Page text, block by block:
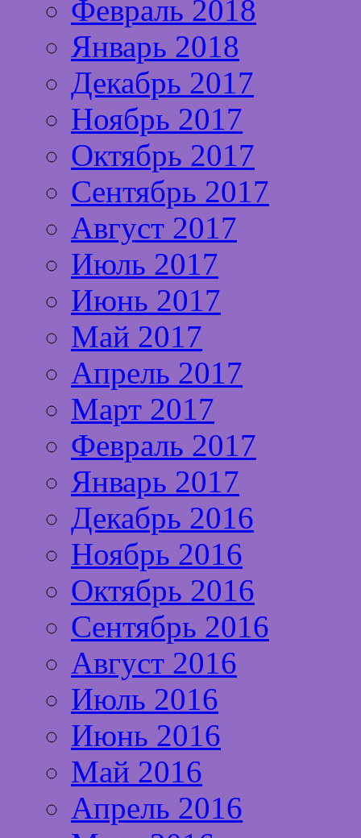
Февраль 2018
Январь 2018
Декабрь 2017
Ноябрь 2017
Октябрь 2017
Сентябрь 2017
Август 2017
Июль 2017
Июнь 2017
Май 2017
Апрель 2017
Март 2017
Февраль 2017
Январь 2017
Декабрь 2016
Ноябрь 2016
Октябрь 2016
Сентябрь 2016
Август 2016
Июль 2016
Июнь 2016
Май 2016
Апрель 2016